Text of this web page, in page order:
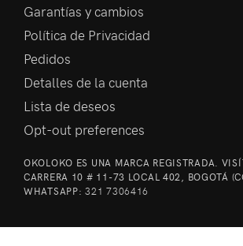
Garantías y cambios
Política de Privacidad
Pedidos
Detalles de la cuenta
Lista de deseos
Opt-out preferences
OKOLOKO ES UNA MARCA REGISTRADA.
CARRERA 10 # 11-73 LOCAL 402, BOGOTÁ
WHATSAPP:321 7306416